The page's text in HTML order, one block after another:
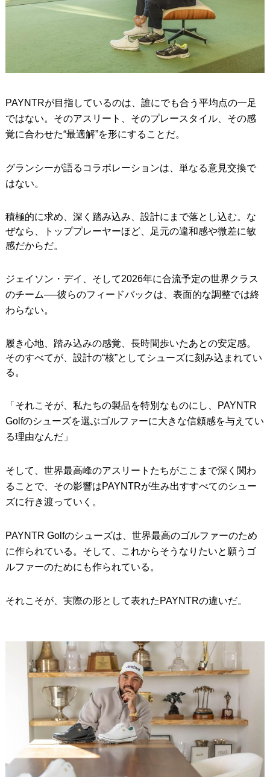
PAYNTRが目指しているのは、誰にでも合う平均点の一足
ではない。そのアスリート、そのプレースタイル、その感
覚に合わせた“最適解”を形にすることだ。
グランシーが語るコラボレーションは、単なる意見交換で
はない。
積極的に求め、深く踏み込み、設計にまで落とし込む。な
ぜなら、トッププレーヤーほど、足元の違和感や微差に敏
感だからだ。
ジェイソン・デイ、そして2026年に合流予定の世界クラス
のチーム──彼らのフィードバックは、表面的な調整では終
わらない。
履き心地、踏み込みの感覚、長時間歩いたあとの安定感。
そのすべてが、設計の“核”としてシューズに刻み込まれてい
る。
「それこそが、私たちの製品を特別なものにし、PAYNTR
Golfのシューズを選ぶゴルファーに大きな信頼感を与えてい
る理由なんだ」
そして、世界最高峰のアスリートたちがここまで深く関わ
ることで、その影響はPAYNTRが生み出すすべてのシュー
ズに行き渡っていく。
PAYNTR Golfのシューズは、世界最高のゴルファーのため
に作られている。そして、これからそうなりたいと願うゴ
ルファーのためにも作られている。
それこそが、実際の形として表れたPAYNTRの違いだ。